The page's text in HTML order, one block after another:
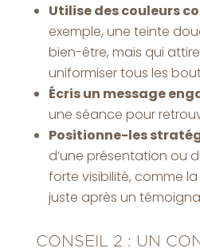
Utilise des couleurs
exemple, une teinte
bien-être, mais qui
uniformiser tous les
Écris un message
une séance pour
Positionne-les
d’une présentation ou
forte visibilité, comme
juste après un
CONSEIL 2 : UN